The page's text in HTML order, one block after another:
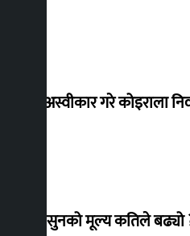
शेखरले अस्वीकार गरे कोइराला
शुक्रबार सुनको मूल्य कतिले बढ्यो